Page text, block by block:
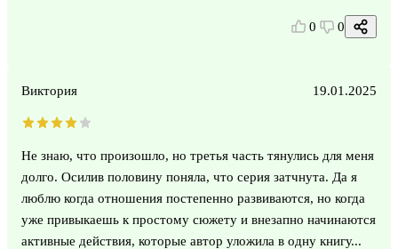
0 0
Виктория 19.01.2025
Не знаю, что произошло, но третья часть тянулись для меня
долго. Осилив половину поняла, что серия затчнута. Да я
люблю когда отношения постепенно развиваются, но когда
уже привыкаешь к простому сюжету и внезапно начинаются
активные действия, которые автор уложила в одну книгу...